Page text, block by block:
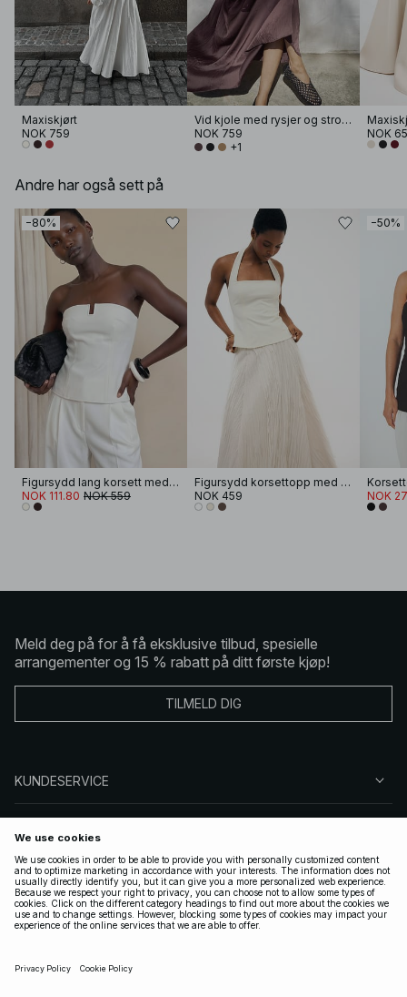
Maxiskjørt
NOK 759
Vid kjole med rysjer og stropper
NOK 759
+1
NOK
Andre har også sett på
−80%
Figursydd lang korsett med dyp hals
NOK 111.80 NOK 559
Figursydd korsettopp med halterneck
NOK 459
−50%
NOK
Meld deg på for å få eksklusive tilbud, spesielle
arrangementer og 15 % rabatt på ditt første kjøp!
TILMELD DIG
KUNDESERVICE
FØLG OSS
LOVLIG